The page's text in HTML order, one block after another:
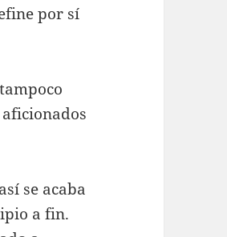
por sí
se acaba
a fin.